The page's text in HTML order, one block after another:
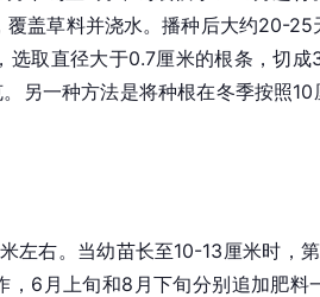
盖草料并浇水。播种后大约20-25
选取直径大于0.7厘米的根条，切
另一种方法是将种根在冬季按照
左右。当幼苗长至10-13厘米时，
6月上旬和8月下旬分别追加肥料